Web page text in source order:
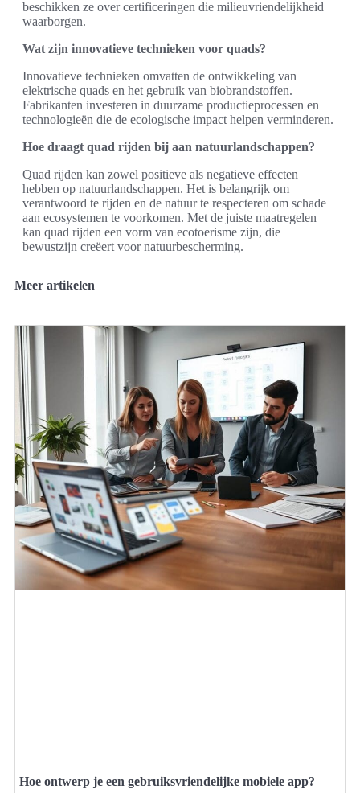
beschikken ze over certificeringen die milieuvriendelijkheid
waarborgen.
Wat zijn innovatieve technieken voor quads?
Innovatieve technieken omvatten de ontwikkeling van
elektrische quads en het gebruik van biobrandstoffen.
Fabrikanten investeren in duurzame productieprocessen en
technologieën die de ecologische impact helpen verminderen.
Hoe draagt quad rijden bij aan natuurlandschappen?
Quad rijden kan zowel positieve als negatieve effecten
hebben op natuurlandschappen. Het is belangrijk om
verantwoord te rijden en de natuur te respecteren om schade
aan ecosystemen te voorkomen. Met de juiste maatregelen
kan quad rijden een vorm van ecotoerisme zijn, die
bewustzijn creëert voor natuurbescherming.
Meer artikelen
Hoe ontwerp je een gebruiksvriendelijke mobiele app?